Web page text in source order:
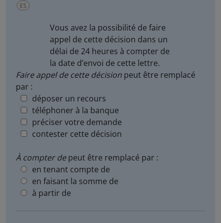
ES
Vous avez la possibilité de faire
appel de cette décision dans un
délai de 24 heures à compter de
la date d’envoi de cette lettre.
Faire appel de cette décision peut être remplacé
par :
déposer un recours
téléphoner à la banque
préciser votre demande
contester cette décision
À compter depeut être remplacé par :
en tenant compte de
en faisant la somme de
à partir de